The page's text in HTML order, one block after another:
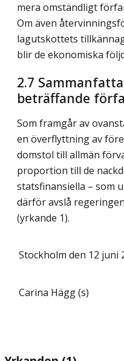
mera omständligt
Om även
lagutskottets
blir de ekonomiska
2.7
beträffande
Som framgår av
en överflyttning av
domstol till allmän
proportion till de
statsfinansiella – som
därför avslå
(yrkande 1).
Stockholm den 12 juni
Carina Hägg (s)